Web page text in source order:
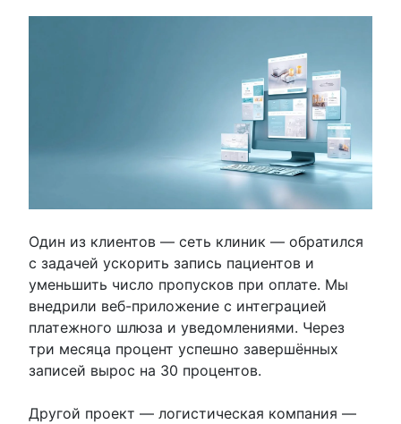
Один из клиентов — сеть клиник — обратился
с задачей ускорить запись пациентов и
уменьшить число пропусков при оплате. Мы
внедрили веб-приложение с интеграцией
платежного шлюза и уведомлениями. Через
три месяца процент успешно завершённых
записей вырос на 30 процентов.
Другой проект — логистическая компания —